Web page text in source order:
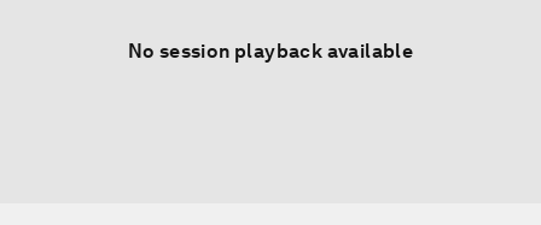
No session playback available